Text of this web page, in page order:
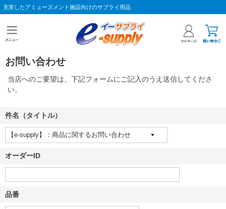
充実したアミューズメント施設向けのサプライ用品
お問い合わせ
当店へのご要望は、下記フォームにご記入のうえ送信してくださ
い。
件名（タイトル）
オーダーID
品番